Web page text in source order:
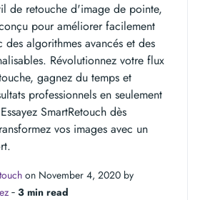
de retouche d'image de pointe,
pour améliorer facilement
des algorithmes avancés et des
Révolutionnez votre flux
gagnez du temps et
professionnels en seulement
SmartRetouch dès
vos images avec un
on November 4, 2020 by
‐ 3 min read